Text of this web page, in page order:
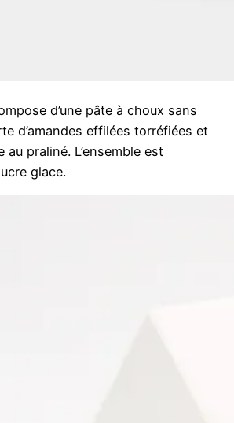
d’une pâte à choux sans
d’amandes effilées torréfiées et
au praliné. L’ensemble est
glace.